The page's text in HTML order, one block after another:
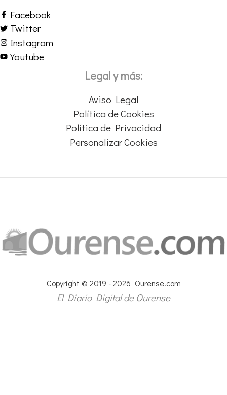
Facebook
Twitter
Instagram
Youtube
Legal y más:
Aviso Legal
Política de Cookies
Política de Privacidad
Personalizar Cookies
Copyright © 2019 - 2026 Ourense.com
El Diario Digital de Ourense